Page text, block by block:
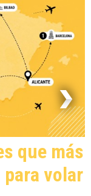
que más
volar